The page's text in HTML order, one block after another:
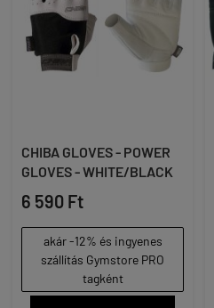
CHIBA GLOVES - POWER
GLOVES - WHITE/BLACK
6 590 Ft
akár -12% és ingyenes
szállítás Gymstore PRO
tagként